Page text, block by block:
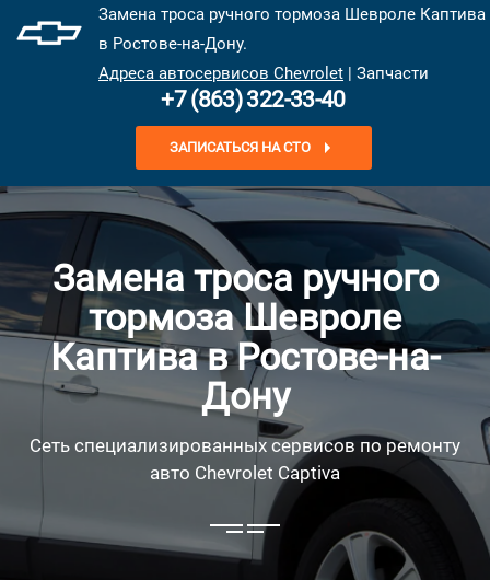
Замена троса ручного тормоза Шевроле Каптива
в Ростове-на-Дону.
Адреса автосервисов Chevrolet | Запчасти
+7 (863) 322-33-40
ЗАПИСАТЬСЯ НА СТО
Замена троса ручного
тормоза Шевроле
Каптива в Ростове-на-
Дону
Сеть специализированных сервисов по ремонту
авто Chevrolet Captiva